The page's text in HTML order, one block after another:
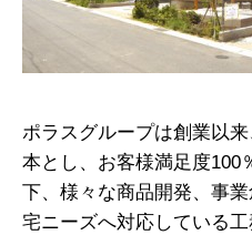
ポラスグループは創業以
本とし、お客様満足度100
下、様々な商品開発、事
宅ニーズへ対応している工